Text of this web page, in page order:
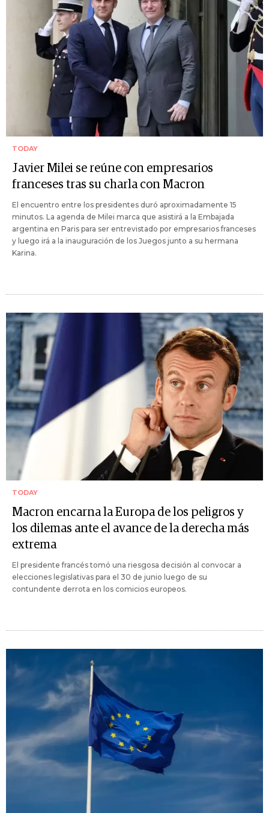
TODAY
Javier Milei se reúne con empresarios
franceses tras su charla con Macron
El encuentro entre los presidentes duró aproximadamente 15
minutos. La agenda de Milei marca que asistirá a la Embajada
argentina en Paris para ser entrevistado por empresarios franceses
y luego irá a la inauguración de los Juegos junto a su hermana
Karina.
TODAY
Macron encarna la Europa de los peligros y
los dilemas ante el avance de la derecha más
extrema
El presidente francés tomó una riesgosa decisión al convocar a
elecciones legislativas para el 30 de junio luego de su
contundente derrota en los comicios europeos.